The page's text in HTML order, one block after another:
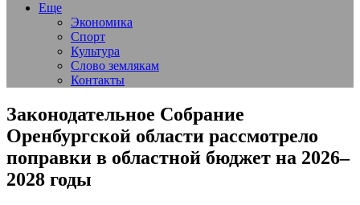
Еще
Экономика
Спорт
Культура
Слово землякам
Контакты
Законодательное Собрание
Оренбургской области рассмотрело
поправки в областной бюджет на 2026–
2028 годы